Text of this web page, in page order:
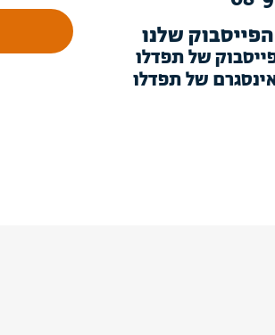
שלנו
של תפדלו
של תפדלו